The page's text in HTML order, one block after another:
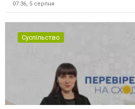
07:36, 5 серпня
Суспільство